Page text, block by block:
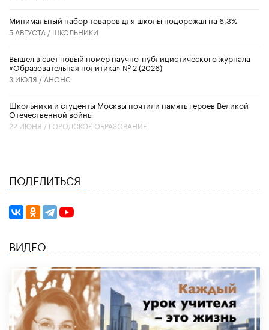
Минимальный набор товаров для школы подорожал на 6,3%
5 АВГУСТА / ШКОЛЬНИКИ
Вышел в свет новый номер научно-публицистического журнала
«Образовательная политика» № 2 (2026)
3 ИЮЛЯ / АНОНС
Школьники и студенты Москвы почтили память героев Великой
Отечественной войны
22 ИЮНЯ / ГОРОДСКОЕ ОБРАЗОВАНИЕ
ПОДЕЛИТЬСЯ
ВИДЕО